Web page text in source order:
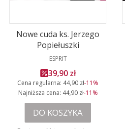
Nowe cuda ks. Jerzego
Popiełuszki
PRODUCENT
ESPRIT
Cena promocyjna
39,90 zł
Cena regularna: 44,90 zł-11%
Najniższa cena: 44,90 zł-11%
DO KOSZYKA